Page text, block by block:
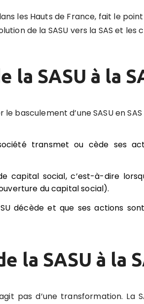
les Hauts de France, fait le
de la SASU vers la SAS et les
la SASU à la
basculement d’une SASU en SAS
transmet ou cède ses
capital social, c’est-à-dire
du capital social).
décède et que ses actions
la SASU à la
pas d’une transformation. La